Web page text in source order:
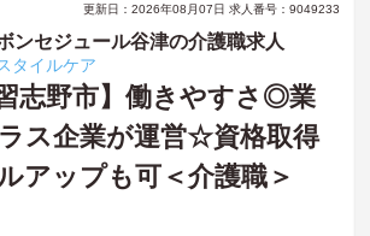
更新日：2026年08月07日 求人番号：9049233
ンセジュール谷津の介護職求人
タイルケア
志野市】働きやすさ◎業
ス企業が運営☆資格取得
アップも可＜介護職＞